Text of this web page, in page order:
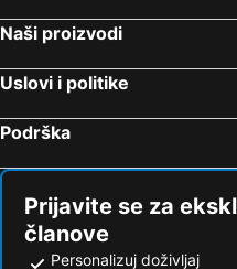
Naši proizvodi
Uslovi i politike
Podrška
Prijavite se za
članove
Personalizuj doživljaj